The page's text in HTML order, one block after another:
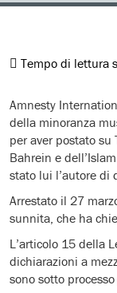
Tempo di lettura
Amnesty
della minoranza
per aver postato
Bahrein e
stato lui l’autore di
Arrestato il 27
sunnita, che ha
L’articolo 15 della
dichiarazioni a
sono sotto